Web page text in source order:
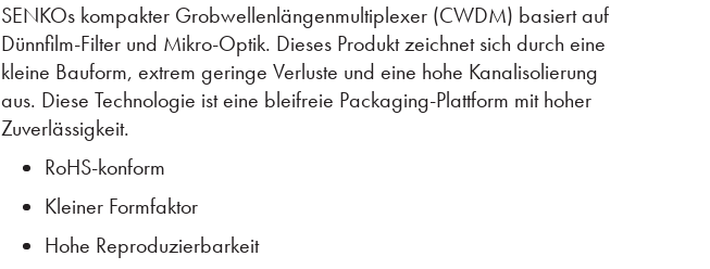
SENKOs kompakter Grobwellenlängenmultiplexer (CWDM) basiert auf
Dünnfilm-Filter und Mikro-Optik. Dieses Produkt zeichnet sich durch eine
kleine Bauform, extrem geringe Verluste und eine hohe Kanalisolierung
aus. Diese Technologie ist eine bleifreie Packaging-Plattform mit hoher
Zuverlässigkeit.
RoHS-konform
Kleiner Formfaktor
Hohe Reproduzierbarkeit